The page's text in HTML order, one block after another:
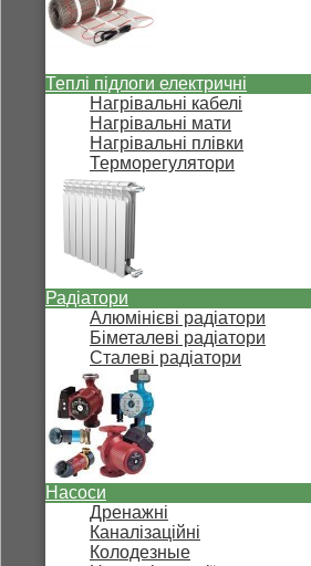
Теплі підлоги електричні
Нагрівальні кабелі
Нагрівальні мати
Нагрівальні плівки
Терморегулятори
Радіатори
Алюмінієві радіатори
Біметалеві радіатори
Сталеві радіатори
Насоси
Дренажні
Каналізаційні
Колодезные